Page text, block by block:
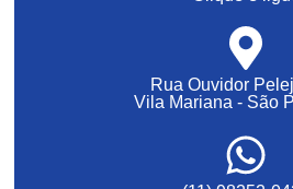
Rua Ouvidor
Vila Mariana - São